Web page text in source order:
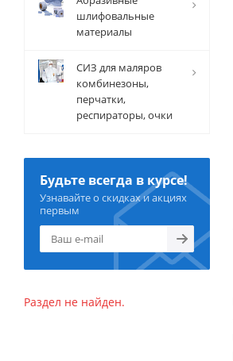
шлифовальные
материалы
СИЗ для маляров
комбинезоны,
перчатки,
респираторы, очки
Будьте всегда в курсе!
Узнавайте о скидках и акциях
первым
Раздел не найден.